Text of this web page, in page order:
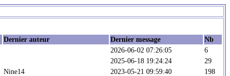
Dernier auteur Dernier message
Nb
2026-06-02 07:26:05
6
2025-06-18 19:24:24
29
Nine14 2023-05-21 09:59:40
198